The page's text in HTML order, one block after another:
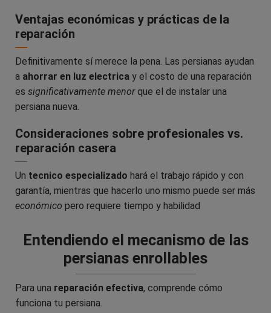
Ventajas económicas y prácticas de la
reparación
Definitivamente sí merece la pena. Las persianas ayudan
a ahorrar en luz electrica y el costo de una reparación
es significativamente menorque el de instalar una
persiana nueva.
Consideraciones sobre profesionales vs.
reparación casera
Un tecnico especializado hará el trabajo rápido y con
garantía, mientras que hacerlo uno mismo puede ser más
económico pero requiere tiempo y habilidad
Entendiendo el mecanismo de las
persianas enrollables
Para una reparación efectiva, comprende cómo
funciona tu persiana.